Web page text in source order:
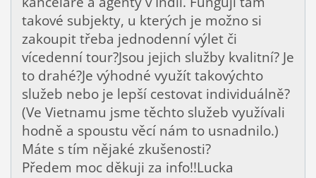
takové subjekty, u kterých je možno si
zakoupit třeba jednodenní výlet či
vícedenní tour?Jsou jejich služby kvalitní? Je
to drahé?Je výhodné využít takovýchto
služeb nebo je lepší cestovat individuálně?
(Ve Vietnamu jsme těchto služeb využívali
hodně a spoustu věcí nám to usnadnilo.)
Máte s tím nějaké zkušenosti?
Předem moc děkuji za info!!Lucka